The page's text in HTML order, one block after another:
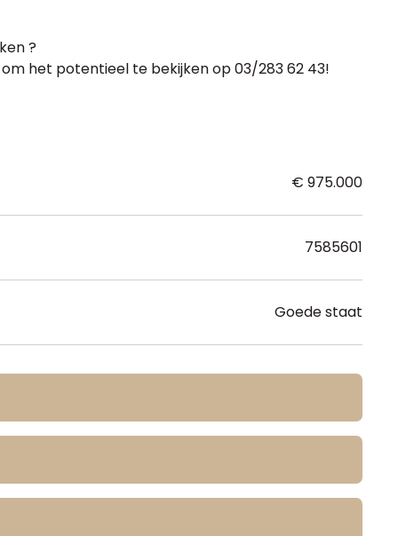
?
het potentieel te bekijken op 03/283 62 43!
€ 975.000
7585601
Goede staat